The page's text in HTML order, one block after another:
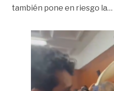
también pone en riesgo la…